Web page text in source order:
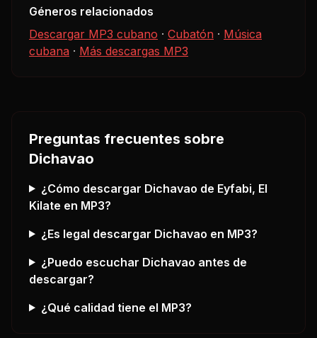
Géneros relacionados
Descargar MP3 cubano · Cubatón · Música
cubana · Más descargas MP3
Preguntas frecuentes sobre
Dichavao
¿Cómo descargar Dichavao de Eyfabi, El
Kilate en MP3?
¿Es legal descargar Dichavao en MP3?
¿Puedo escuchar Dichavao antes de
descargar?
¿Qué calidad tiene el MP3?